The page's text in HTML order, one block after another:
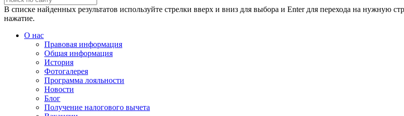
В списке найденных результатов используйте стрелки вверх и вниз для выбора и Enter для перехода на нужную
нажатие.
О нас
Правовая информация
Общая информация
История
Фотогалерея
Программа лояльности
Новости
Блог
Получение налогового вычета